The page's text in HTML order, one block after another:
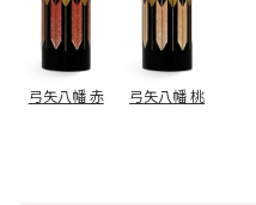
弓矢八幡 赤 弓矢八幡 桃